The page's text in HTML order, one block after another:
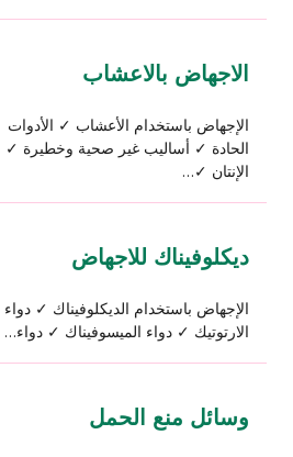
الاجهاض بالاعشاب
الإجهاض باستخدام الأعشاب ✓ الأدوات
الحادة ✓ أساليب غير صحية وخطيرة ✓
الإنتان ✓…
ديكلوفيناك للاجهاض
الإجهاض باستخدام الديكلوفيناك ✓ دواء
الارتوتيك ✓ دواء الميسوفيناك ✓ دواء…
وسائل منع الحمل